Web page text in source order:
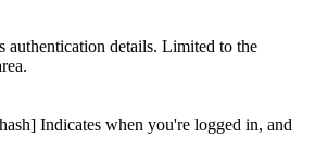
authentication details. Limited to the
Indicates when you're logged in, and